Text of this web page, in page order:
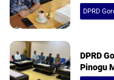
DPRD
DPRD
Pinogu